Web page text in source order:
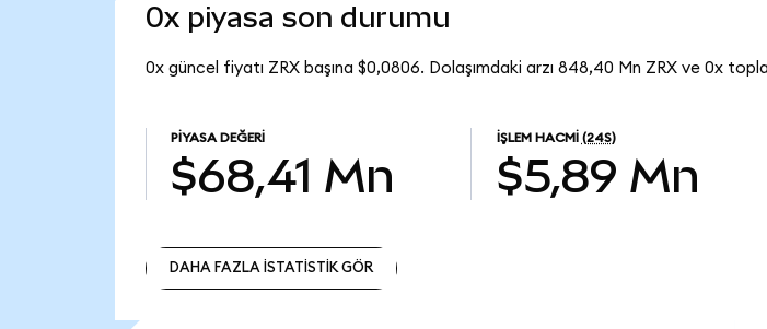
0x piyasa son durumu
0x güncel fiyatı ZRX başına $0,0806. Dolaşımdaki arzı 848,40 Mn ZRX ve 0x
PIYASA DEĞERI
$68,41 Mn
İŞLEM HACMI (24S)
$5,89 Mn
DAHA FAZLA İSTATİSTİK GÖR